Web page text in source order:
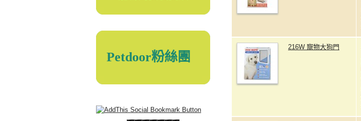
Petdoor粉絲團
216W 寵物大狗門